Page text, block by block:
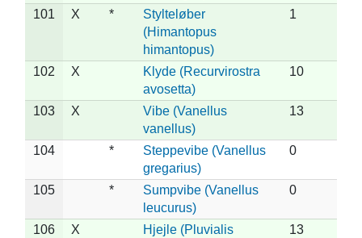
101 X *
Stylteløber
(Himantopus
himantopus)
1
102 X
Klyde (Recurvirostra
avosetta)
10
103 X
Vibe (Vanellus
vanellus)
13
104 *
Steppevibe (Vanellus
gregarius)
0
105 *
Sumpvibe (Vanellus
leucurus)
0
106 X
Hjejle (Pluvialis
13